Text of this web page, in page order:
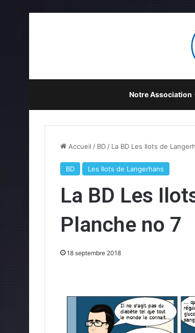
Notre Association
Accueil / BD / La BD Les Ilots de
BD Les Ilots de Langerhans
La BD Les
Planche no 7
18 septembre 2018